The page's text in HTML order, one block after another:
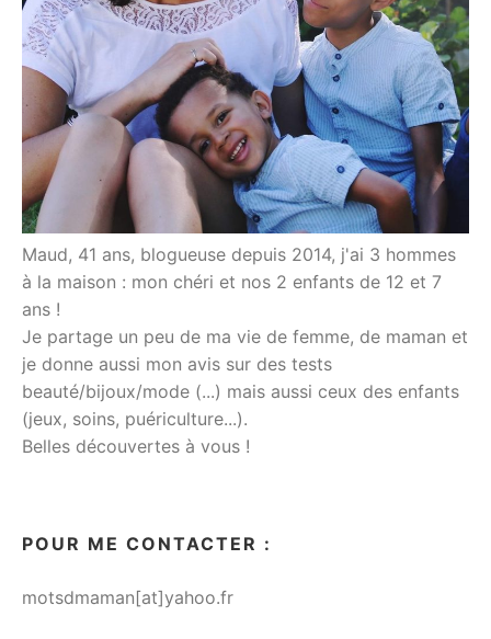
Maud, 41 ans, blogueuse depuis 2014, j'ai 3 hommes
à la maison : mon chéri et nos 2 enfants de 12 et 7
ans !
Je partage un peu de ma vie de femme, de maman et
je donne aussi mon avis sur des tests
beauté/bijoux/mode (...) mais aussi ceux des enfants
(jeux, soins, puériculture...).
Belles découvertes à vous !
POUR ME CONTACTER :
motsdmaman[at]yahoo.fr